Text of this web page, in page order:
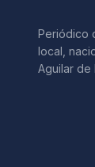
Periódico
local,
Aguilar de